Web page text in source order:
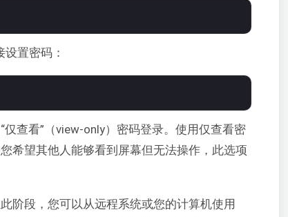
置密码：
查看”（view-only）密码登录。使用仅查看密
希望其他人能够看到屏幕但无法操作，此选项
阶段，您可以从远程系统或您的计算机使用